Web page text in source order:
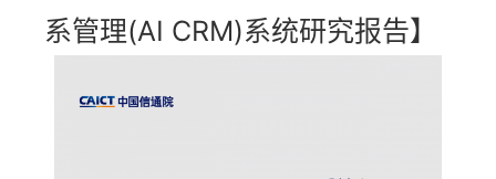
系管理(AI CRM)系统研究报告】